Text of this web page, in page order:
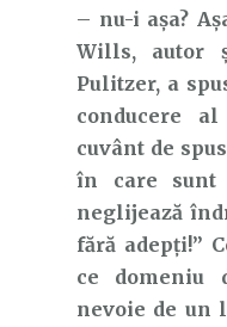
– nu-i așa?
Wills, autor
Pulitzer, a
conducere
cuvânt de
în care sunt
neglijează
fără adepți!”
ce domeniu
nevoie de un